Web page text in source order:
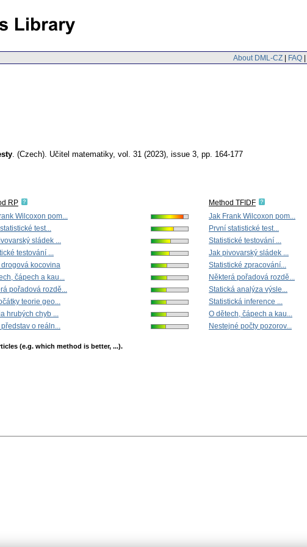
About DML-CZ | FAQ |
. (Czech). Učitel matematiky, vol. 31 (2023), issue 3, pp. 164-177
RP
Wilcoxon pom...
test...
sládek ...
testování ...
drogová kocovina
čápech a kau...
pořadová rozdě...
teorie geo...
hrubých chyb ...
o reáln...
Method TFIDF
Jak Frank Wilcoxon pom...
První statistické test...
Statistické testování ...
Jak pivovarský sládek ...
Statistické zpracování...
Některá pořadová rozdě...
Statická analýza výsle...
Statistická inference ...
O dětech, čápech a kau...
Nestejné počty pozorov...
(e.g. which method is better, ...).